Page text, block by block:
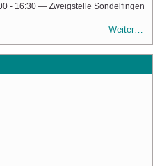
- 16:30 — Zweigstelle Sondelfingen
Weiter…